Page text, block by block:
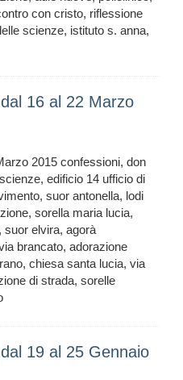
con cristo, riflessione
scienze, istituto s. anna,
16 al 22 Marzo
2015 confessioni, don
edificio 14 ufficio di
suor antonella, lodi
sorella maria lucia,
suor elvira, agorà
brancato, adorazione
chiesa santa lucia, via
di strada, sorelle
19 al 25 Gennaio